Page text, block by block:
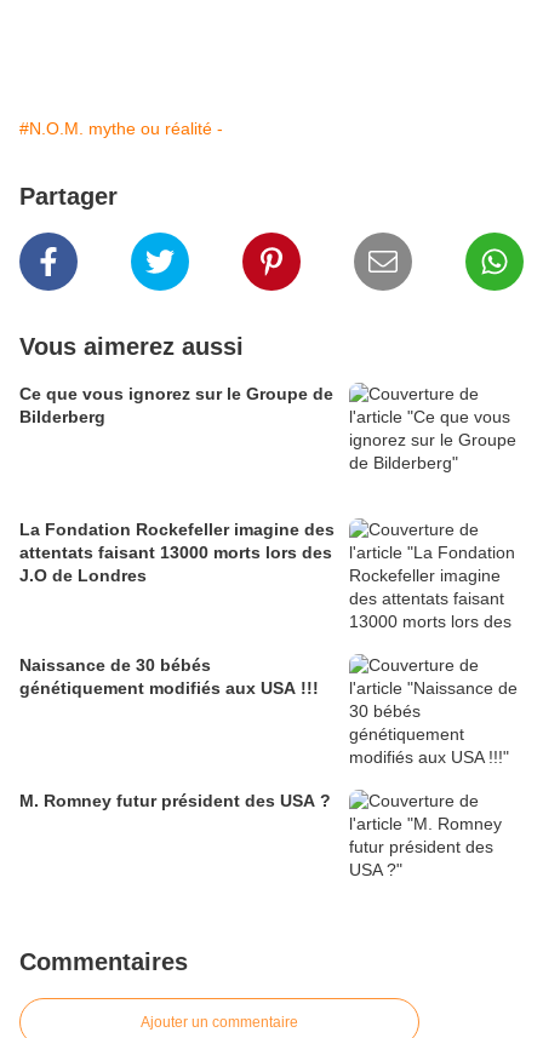
#N.O.M. mythe ou réalité -
Partager
Vous aimerez aussi
Ce que vous ignorez sur le Groupe de
Bilderberg
La Fondation Rockefeller imagine des
attentats faisant 13000 morts lors des
J.O de Londres
Naissance de 30 bébés
génétiquement modifiés aux USA !!!
M. Romney futur président des USA ?
Commentaires
Ajouter un commentaire